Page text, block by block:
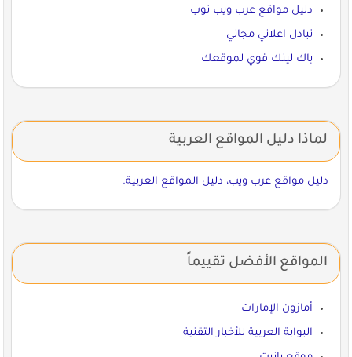
دليل مواقع عرب ويب توب
تبادل اعلاني مجاني
باك لينك قوي لموقعك
لماذا دليل المواقع العربية
دليل مواقع عرب ويب، دليل المواقع العربية.
المواقع الأفضل تقييماً
أمازون الإمارات
البوابة العربية للأخبار التقنية